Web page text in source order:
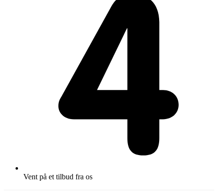
Vent på et tilbud fra os